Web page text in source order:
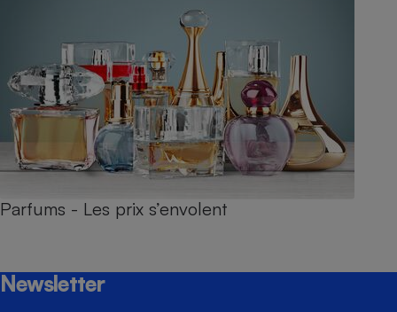
Parfums - Les prix s’envolent
Newsletter